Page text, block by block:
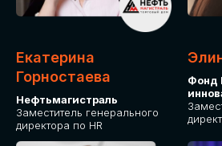
Екатерина
Горностаева
Нефтьмагистраль
Заместитель генерального
директора по HR
Фонд
Приглашаем стать партнером GLOBAL
TECH FORUM и презентовать ваши
решения целевой аудитории. Будем
рады сотрудничеству!
ПОДАТЬ ЗАЯВКУ